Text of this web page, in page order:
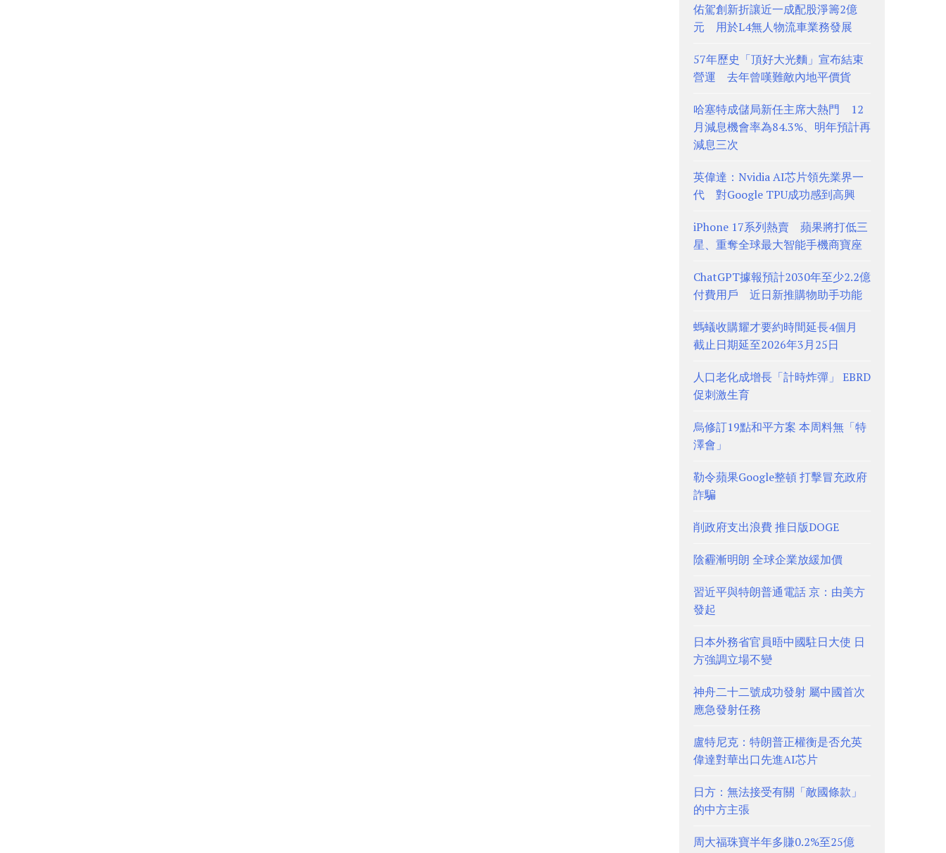
佑駕創新折讓近一成配股淨籌2億
元 用於L4無人物流車業務發展
57年歷史「頂好大光麵」宣布結束
營運 去年曾嘆難敵內地平價貨
哈塞特成儲局新任主席大熱門 12
月減息機會率為84.3%、明年預計再
減息三次
英偉達：Nvidia AI芯片領先業界一
代 對Google TPU成功感到高興
iPhone 17系列熱賣 蘋果將打低三
星、重奪全球最大智能手機商寶座
ChatGPT據報預計2030年至少2.2億
付費用戶 近日新推購物助手功能
螞蟻收購耀才要約時間延長4個月
截止日期延至2026年3月25日
人口老化成增長「計時炸彈」 EBRD
促刺激生育
烏修訂19點和平方案 本周料無「特
澤會」
勒令蘋果Google整頓 打擊冒充政府
詐騙
削政府支出浪費 推日版DOGE
陰霾漸明朗 全球企業放緩加價
習近平與特朗普通電話 京：由美方
發起
日本外務省官員晤中國駐日大使 日
方強調立場不變
神舟二十二號成功發射 屬中國首次
應急發射任務
盧特尼克：特朗普正權衡是否允英
偉達對華出口先進AI芯片
日方：無法接受有關「敵國條款」
的中方主張
周大福珠寶半年多賺0.2%至25億